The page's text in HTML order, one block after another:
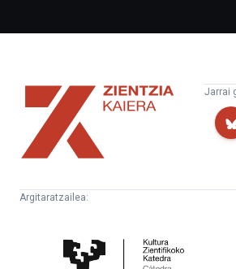
Zientzia
Kaiera
Jarrai
Argitaratzailea:
Zientifikoko
Katedra